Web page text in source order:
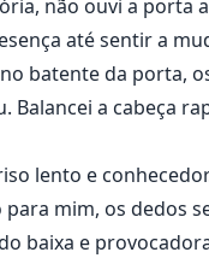
não ouvi a porta
até sentir a
batente da porta,
Balancei a cabeça
lento e
para mim, os dedos
baixa e